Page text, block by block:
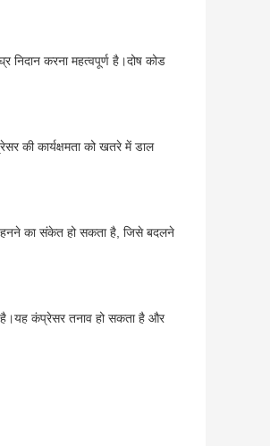
निदान करना महत्वपूर्ण है।दोष कोड
की कार्यक्षमता को खतरे में डाल
का संकेत हो सकता है, जिसे बदलने
है।यह कंप्रेसर तनाव हो सकता है और